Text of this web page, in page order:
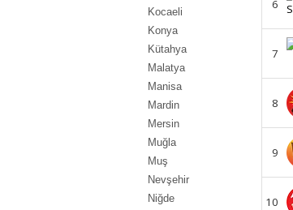
Kocaeli
Konya
Kütahya
Malatya
Manisa
Mardin
Mersin
Muğla
Muş
Nevşehir
Niğde
6
7
8
9
10